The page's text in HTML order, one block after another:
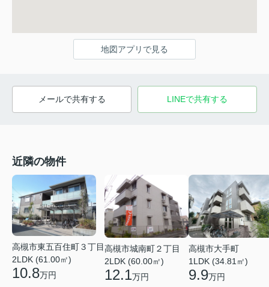
地図アプリで見る
メールで共有する LINEで共有する
近隣の物件
高槻市東五百住町３丁目
2LDK (61.00㎡)
10.8万円
高槻市城南町２丁目
2LDK (60.00㎡)
12.1万円
高槻市大手町
1LDK (34.81㎡)
9.9万円